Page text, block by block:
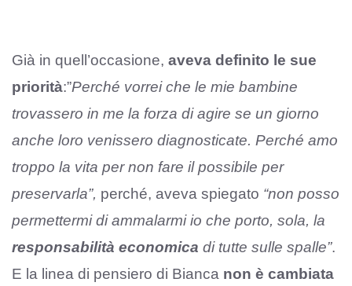
Già in quell’occasione, aveva definito le sue
priorità:”Perché vorrei che le mie bambine
trovassero in me la forza di agire se un giorno
anche loro venissero diagnosticate. Perché amo
troppo la vita per non fare il possibile per
preservarla”, perché, aveva spiegato “non posso
permettermi di ammalarmi io che porto, sola, la
responsabilità economica di tutte sulle spalle”.
E la linea di pensiero di Bianca non è cambiata